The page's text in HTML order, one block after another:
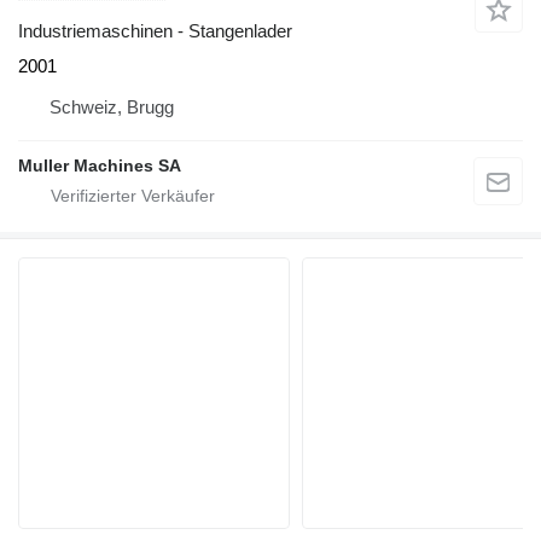
Industriemaschinen - Stangenlader
2001
Schweiz, Brugg
Muller Machines SA